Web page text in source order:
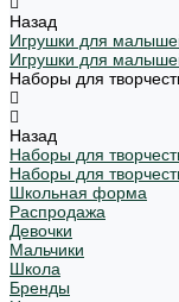
Назад
Игрушки для
Игрушки для
Наборы для
Назад
Наборы для
Наборы для
Школьная форма
Распродажа
Девочки
Мальчики
Школа
Бренды